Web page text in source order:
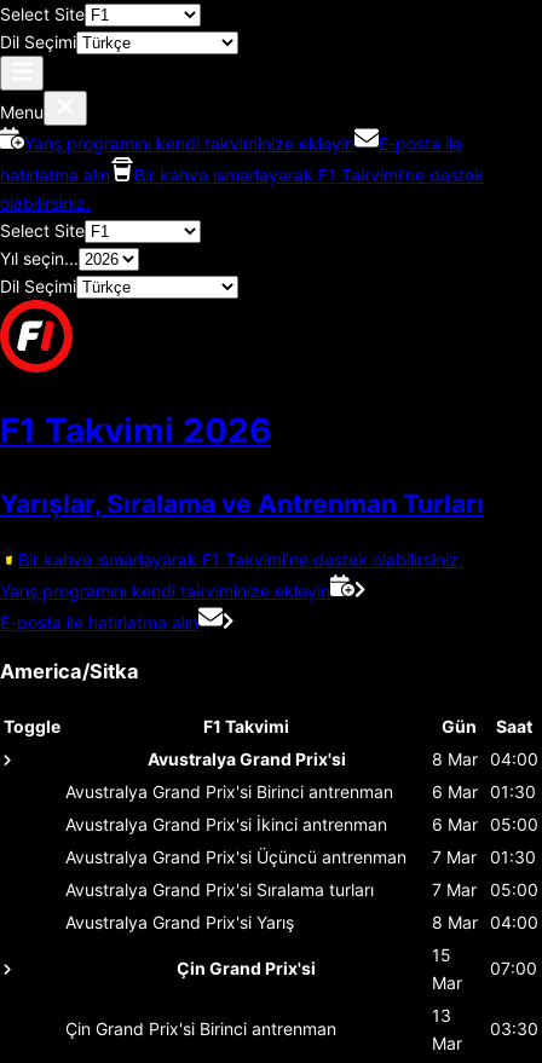
Select Site
Dil Seçimi
Menu
Yarış programını kendi takviminize ekleyin
E-posta ile
hatırlatma alın
Bir kahve ısmarlayarak F1 Takvimi'ne destek
olabilirsiniz.
Select Site
Yıl seçin...
Dil Seçimi
F1 Takvimi 2026
Yarışlar, Sıralama ve Antrenman Turları
Bir kahve ısmarlayarak F1 Takvimi'ne destek olabilirsiniz.
Yarış programını kendi takviminize ekleyin
E-posta ile hatırlatma alın
America/Sitka
Toggle F1 Takvimi Gün
Saat
Avustralya Grand Prix'si
8 Mar 04:00
Avustralya Grand Prix'si Birinci antrenman 6 Mar 01:30
Avustralya Grand Prix'si İkinci antrenman 6 Mar 05:00
Avustralya Grand Prix'si Üçüncü antrenman 7 Mar
01:30
Avustralya Grand Prix'si Sıralama turları 7 Mar
05:00
Avustralya Grand Prix'si Yarış 8 Mar 04:00
Çin Grand Prix'si
15
Mar
07:00
Çin Grand Prix'si Birinci antrenman
13
Mar
03:30